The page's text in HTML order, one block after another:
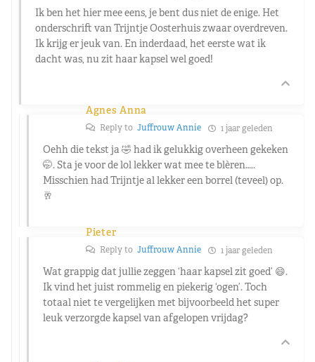
Ik ben het hier mee eens, je bent dus niet de enige. Het
onderschrift van Trijntje Oosterhuis zwaar overdreven.
Ik krijg er jeuk van. En inderdaad, het eerste wat ik
dacht was, nu zit haar kapsel wel goed!
Agnes Anna
Reply to Juffrouw Annie 1 jaar geleden
Oehh die tekst ja 🤣 had ik gelukkig overheen gekeken
🤭. Sta je voor de lol lekker wat mee te blèren…..
Misschien had Trijntje al lekker een borrel (teveel) op.
🥂
Pieter
Reply to Juffrouw Annie 1 jaar geleden
Wat grappig dat jullie zeggen ‘haar kapsel zit goed’ 😄.
Ik vind het juist rommelig en piekerig ‘ogen’. Toch
totaal niet te vergelijken met bijvoorbeeld het super
leuk verzorgde kapsel van afgelopen vrijdag?